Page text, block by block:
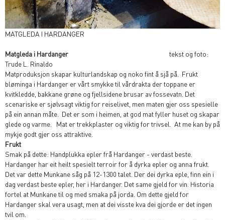
MATGLEDA I HARDANGER
Matgleda i Hardanger tekst og foto:
Trude L. Rinaldo
Matproduksjon skapar kulturlandskap og noko fint å sjå på. Frukt
bløminga i Hardanger er vårt smykke til vårdrakta der toppane er
kvitkledde, bakkane grøne og fjellsidene brusar av fossevatn. Det
scenariske er sjølvsagt viktig for reiselivet, men maten gjer oss spesielle
på ein annan måte. Det er som i heimen, at god mat fyller huset og skapar
glede og varme. Mat er trekkplaster og viktig for trivsel. At me kan by på
mykje godt gjer oss attraktive.
Frukt
Smak på dette: Handplukka epler frå Hardanger - verdast beste.
Hardanger har eit heilt spesielt terroir for å dyrka epler og anna frukt.
Det var dette Munkane såg på 12-1300 talet. Der dei dyrka eple, finn ein i
dag verdast beste epler, her i Hardanger. Det same gjeld for vin. Historia
fortel at Munkane til og med smaka på jorda. Om dette gjeld for
Hardanger skal vera usagt, men at dei visste kva dei gjorde er det ingen
tvil om.